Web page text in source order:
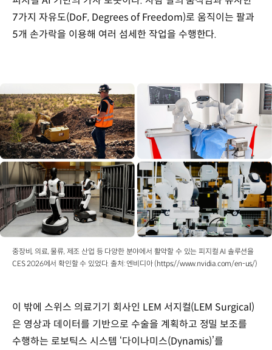
7가지 자유도(DoF, Degrees of Freedom)로 움직이는 팔과
5개 손가락을 이용해 여러 섬세한 작업을 수행한다.
중장비, 의료, 물류, 제조 산업 등 다양한 분야에서 활약할 수 있는 피지컬 AI 솔루션을
CES 2026에서 확인할 수 있었다. 출처: 엔비디아 (https://www.nvidia.com/en-us/)
이 밖에 스위스 의료기기 회사인 LEM 서지컬(LEM Surgical)
은 영상과 데이터를 기반으로 수술을 계획하고 정밀 보조를
수행하는 로보틱스 시스템 ‘다이나미스(Dynamis)’를